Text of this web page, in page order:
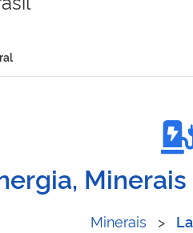
Minerais >